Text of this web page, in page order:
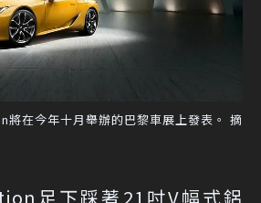
在今年十月舉辦的巴黎車展上發表。 摘
足下踩著21吋V幅式鋁